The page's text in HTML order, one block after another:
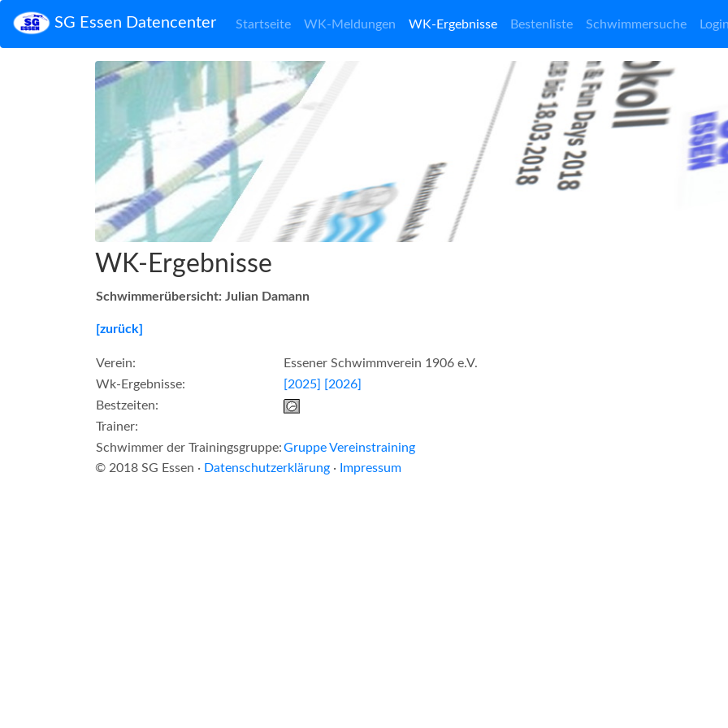
SG Essen Datencenter Startseite WK-Meldungen WK-Ergebnisse Bestenliste Schwimmersuche
WK-Ergebnisse
Schwimmerübersicht: Julian Damann
[zurück]
Verein:
Essener Schwimmverein 1906 e.V.
Wk-Ergebnisse:
[2025] [2026]
Bestzeiten:
Trainer:
Schwimmer der Trainingsgruppe:Gruppe Vereinstraining
© 2018 SG Essen · Datenschutzerklärung · Impressum